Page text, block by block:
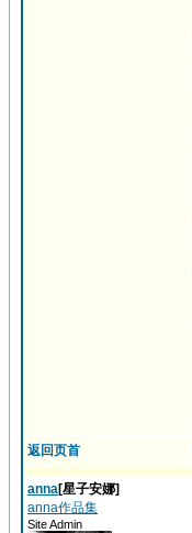
返回页首
anna[星子安娜]
anna作品集
Site Admin